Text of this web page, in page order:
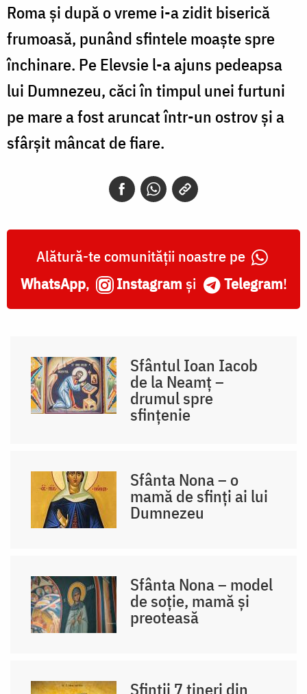
Roma și după o vreme i-a zidit biserică
frumoasă, punând sfintele moaște spre
închinare. Pe Elevsie l-a ajuns pedeapsa
lui Dumnezeu, căci în timpul unei furtuni
pe mare a fost aruncat într-un ostrov și a
sfârșit mâncat de fiare.
Alătură-te comunității noastre pe
WhatsApp, Instagram și Telegram!
Sfântul Ioan Iacob
de la Neamț –
drumul spre
sfințenie
Sfânta Nona – o
mamă de sfinți ai lui
Dumnezeu
Sfânta Nona – model
de soție, mamă și
preoteasă
Sfinții 7 tineri din